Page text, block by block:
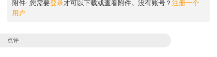
附件: 您需要登录才可以下载或查看附件。没有账号？注册一个
用户
点评